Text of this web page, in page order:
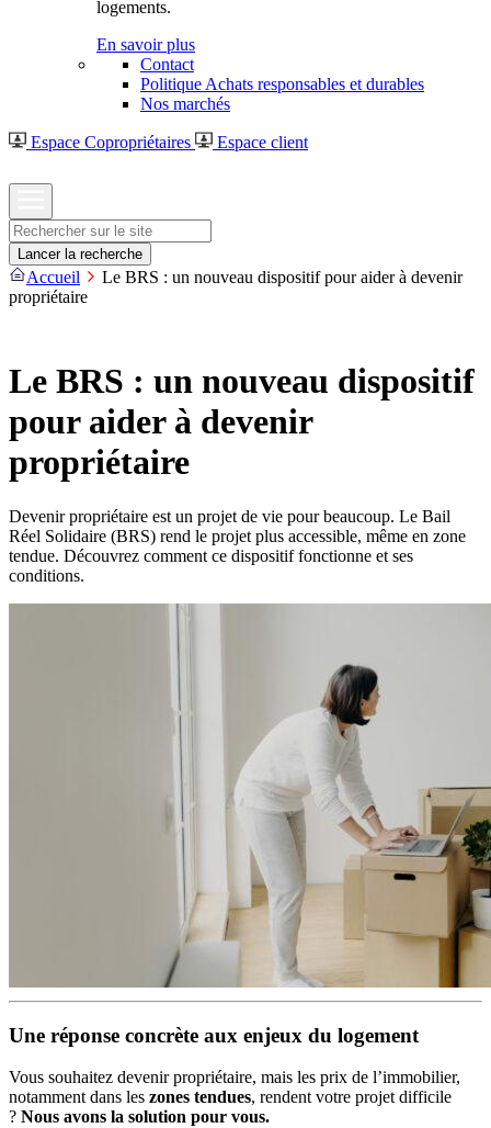
logements.
En savoir plus
Contact
Politique Achats responsables et durables
Nos marchés
Espace Copropriétaires Espace client
Rechercher
Lancer la recherche
Accueil
Le BRS : un nouveau dispositif pour aider à devenir
propriétaire
Le BRS : un nouveau dispositif
pour aider à devenir
propriétaire
Devenir propriétaire est un projet de vie pour beaucoup. Le Bail
Réel Solidaire (BRS) rend le projet plus accessible, même en zone
tendue. Découvrez comment ce dispositif fonctionne et ses
conditions.
Une réponse concrète aux enjeux du logement
Vous souhaitez devenir propriétaire, mais les prix de l’immobilier,
notamment dans les zones tendues, rendent votre projet difficile
? Nous avons la solution pour vous.